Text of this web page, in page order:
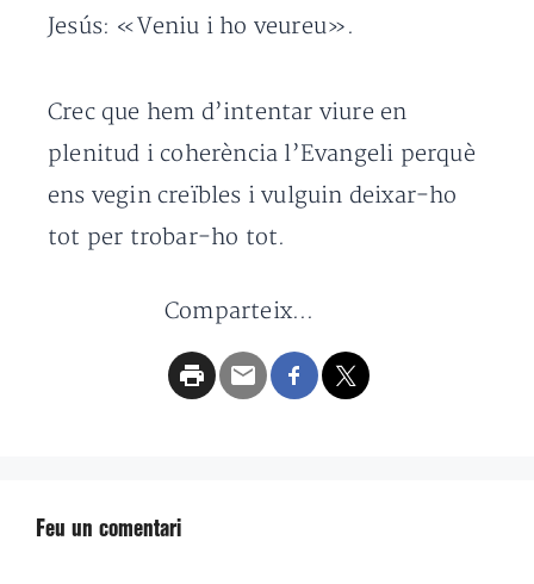
Jesús: «Veniu i ho veureu».
Crec que hem d’intentar viure en
plenitud i coherència l’Evangeli perquè
ens vegin creïbles i vulguin deixar-ho
tot per trobar-ho tot.
Comparteix...
Feu un comentari